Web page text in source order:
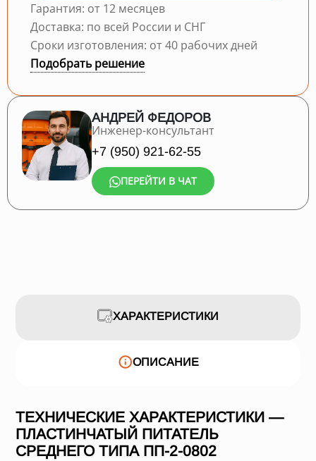
Гарантия: от 12 месяцев
Доставка: по всей России и СНГ
Сроки изготовления: от 40 рабочих дней
Подобрать решение
АНДРЕЙ ФЕДОРОВ
Инженер-консультант
+7 (950) 921-62-55
ПЕРЕЙТИ В ЧАТ
ХАРАКТЕРИСТИКИ
ОПИСАНИЕ
ТЕХНИЧЕСКИЕ ХАРАКТЕРИСТИКИ —
ПЛАСТИНЧАТЫЙ ПИТАТЕЛЬ
СРЕДНЕГО ТИПА ПП-2-0802